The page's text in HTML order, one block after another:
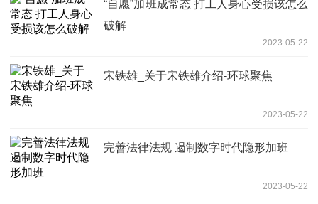
“自愿”加班成常态 打工人身心受损该怎么
破解
2023-05-22
宋铁雄_关于宋铁雄介绍-环球聚焦
2023-05-22
完善法律法规 遏制数字时代隐形加班
2023-05-22